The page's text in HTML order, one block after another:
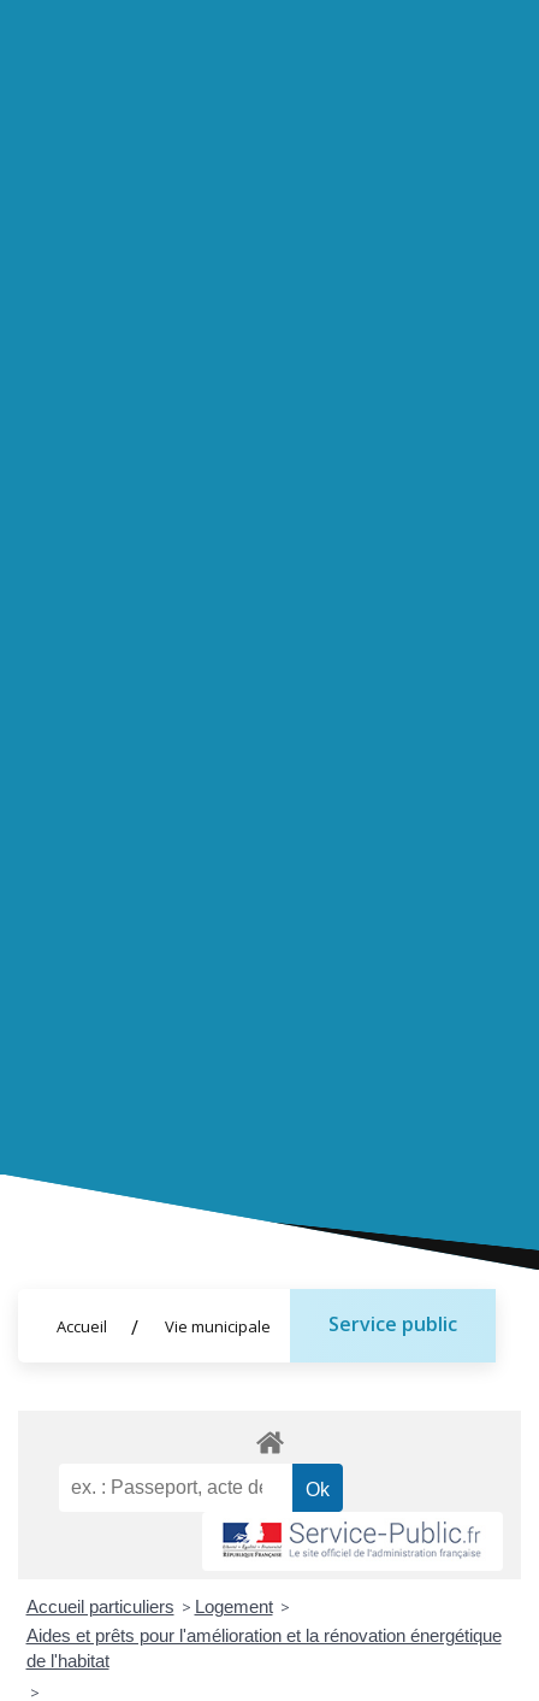
Accueil Vie municipale Service public
Accueil particuliers > Logement >
Aides et prêts pour l'amélioration et la rénovation énergétique
de l'habitat
>